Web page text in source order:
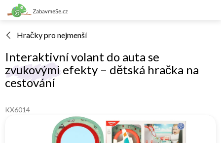
Přejít
na
Hračky pro nejmenší
Interaktivní volant do auta se
zvukovými efekty – dětská hračka na
cestování
KX6014